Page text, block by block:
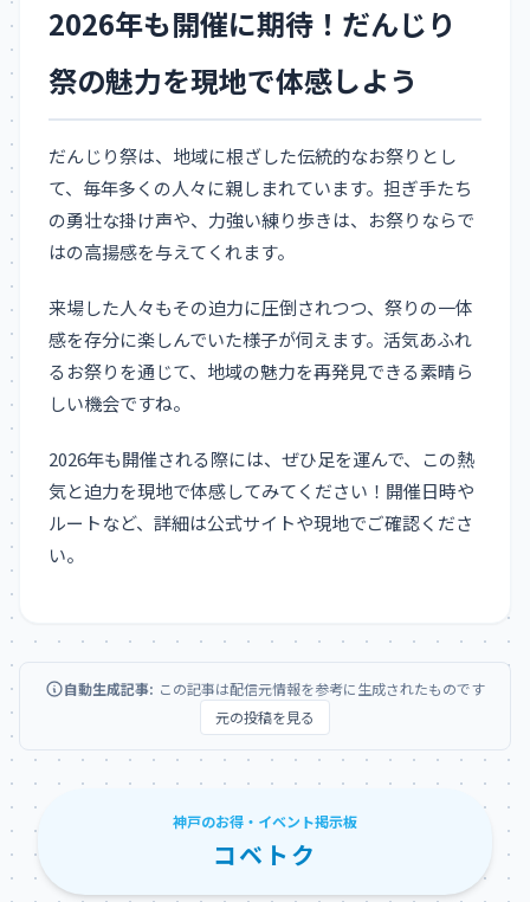
2026年も開催に期待！だんじり
祭の魅力を現地で体感しよう
だんじり祭は、地域に根ざした伝統的なお祭りとし
て、毎年多くの人々に親しまれています。担ぎ手たち
の勇壮な掛け声や、力強い練り歩きは、お祭りならで
はの高揚感を与えてくれます。
来場した人々もその迫力に圧倒されつつ、祭りの一体
感を存分に楽しんでいた様子が伺えます。活気あふれ
るお祭りを通じて、地域の魅力を再発見できる素晴ら
しい機会ですね。
2026年も開催される際には、ぜひ足を運んで、この熱
気と迫力を現地で体感してみてください！開催日時や
ルートなど、詳細は公式サイトや現地でご確認くださ
い。
自動生成記事: この記事は配信元情報を参考に生成されたものです
元の投稿を見る
神戸のお得・イベント掲示板
コベトク